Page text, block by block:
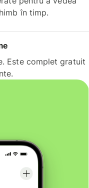
în timp.
Este complet gratuit